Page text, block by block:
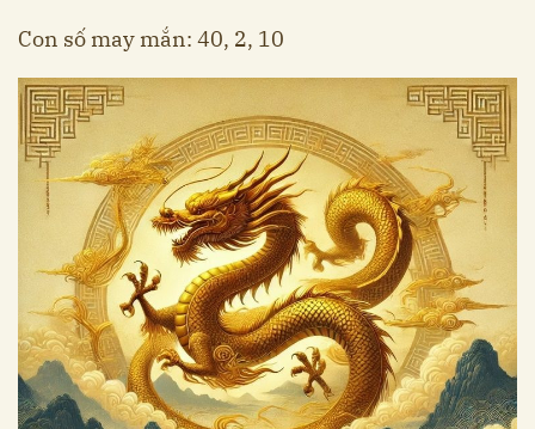
Con số may mắn: 40, 2, 10